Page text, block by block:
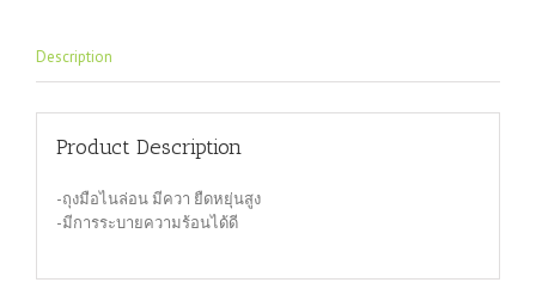
Description
Product Description
-ถุงมือไนล่อน มีควา ยืดหยุ่นสูง
-มีการระบายความร้อนได้ดี